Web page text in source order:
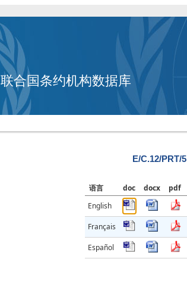
联合国条约机构数据库
E/C.12/PRT/5
语言 doc docx pdf
English
Français
Español